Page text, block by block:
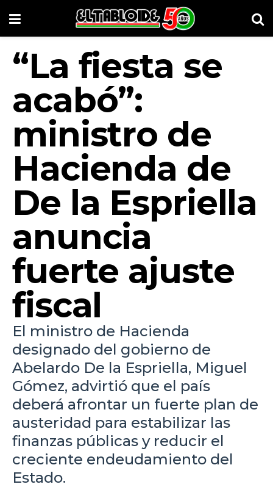
“La fiesta se
acabó”:
ministro de
Hacienda de
De la Espriella
anuncia
fuerte ajuste
fiscal
El ministro de Hacienda
designado del gobierno de
Abelardo De la Espriella, Miguel
Gómez, advirtió que el país
deberá afrontar un fuerte plan de
austeridad para estabilizar las
finanzas públicas y reducir el
creciente endeudamiento del
Estado.